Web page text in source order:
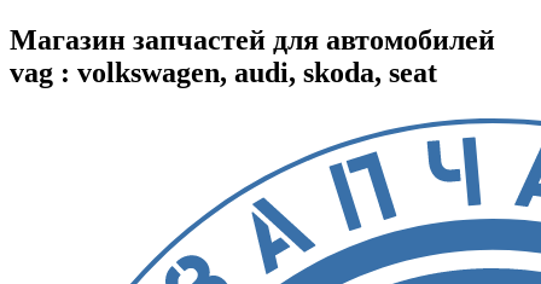
Магазин запчастей для автомобилей
vag : volkswagen, audi, skoda, seat